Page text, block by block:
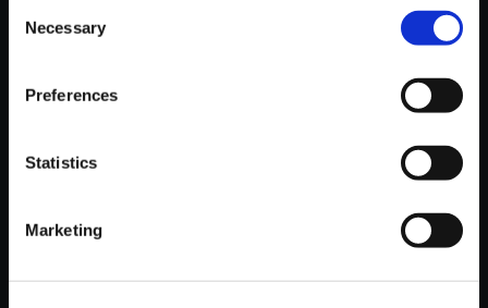
Selection
Necessary
Preferences
Statistics
Marketing